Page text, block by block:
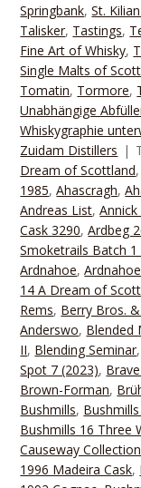
Springbank,St.
Talisker, Tastings,
Fine Art of Whisky,
Single Malts of
Tomatin, Tormore,
Unabhängige
Whiskygraphie
Zuidam Distillers
Dream of Scottland
1985,Ahascragh,
Andreas List,Annick
Cask 3290,Ardbeg
Smoketrails Batch
Ardnahoe,
14 A Dream of
Rems, Berry Bros.
Anderswo, Blended
II, Blending Seminar,
Spot 7 (2023),
Brown-Forman,
Bushmills,
Bushmills 16 Three
Causeway Collection
1996 Madeira Cask,